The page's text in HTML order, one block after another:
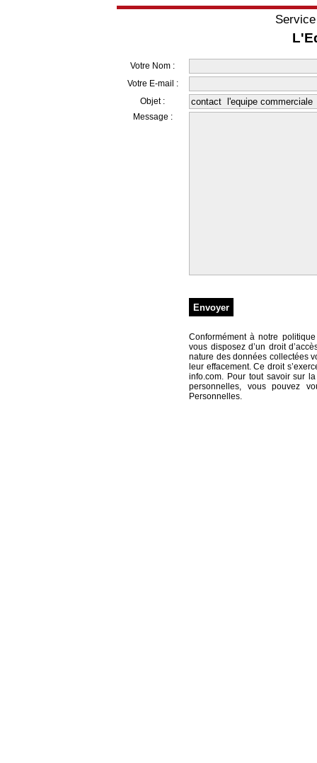
Votre Nom :
Votre E-mail :
Objet :
Message :
Conformément à notre
vous disposez d’un droit
nature des données collectées
leur effacement. Ce droit
info.com. Pour tout savoir sur
personnelles, vous pouvez
Personnelles.